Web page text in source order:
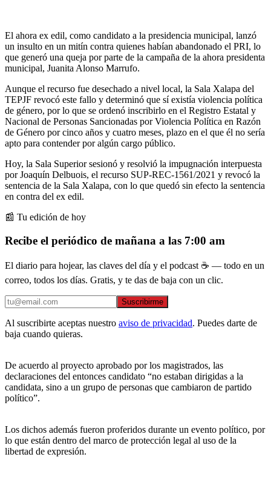
El ahora ex edil, como candidato a la presidencia municipal, lanzó
un insulto en un mitín contra quienes habían abandonado el PRI, lo
que generó una queja por parte de la campaña de la ahora presidenta
municipal, Juanita Alonso Marrufo.
Aunque el recurso fue desechado a nivel local, la Sala Xalapa del
TEPJF revocó este fallo y determinó que sí existía violencia política
de género, por lo que se ordenó inscribirlo en el Registro Estatal y
Nacional de Personas Sancionadas por Violencia Política en Razón
de Género por cinco años y cuatro meses, plazo en el que él no sería
apto para contender por algún cargo público.
Hoy, la Sala Superior sesionó y resolvió la impugnación interpuesta
por Joaquín Delbuois, el recurso SUP-REC-1561/2021 y revocó la
sentencia de la Sala Xalapa, con lo que quedó sin efecto la sentencia
en contra del ex edil.
📰 Tu edición de hoy
Recibe el periódico de mañana a las 7:00 am
El diario para hojear, las claves del día y el podcast ☕ — todo en un
correo, todos los días. Gratis, y te das de baja con un clic.
Suscribirme
Al suscribirte aceptas nuestro aviso de privacidad. Puedes darte de
baja cuando quieras.
De acuerdo al proyecto aprobado por los magistrados, las
declaraciones del entonces candidato “no estaban dirigidas a la
candidata, sino a un grupo de personas que cambiaron de partido
político”.
Los dichos además fueron proferidos durante un evento político, por
lo que están dentro del marco de protección legal al uso de la
libertad de expresión.